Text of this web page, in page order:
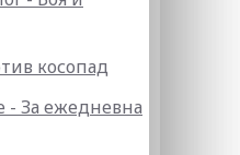
косопад
- За ежедневна